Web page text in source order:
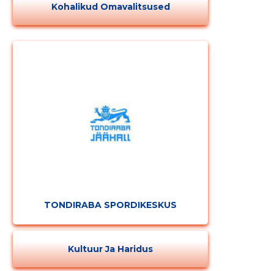
Kohalikud Omavalitsused
TONDIRABA SPORDIKESKUS
Kultuur Ja Haridus